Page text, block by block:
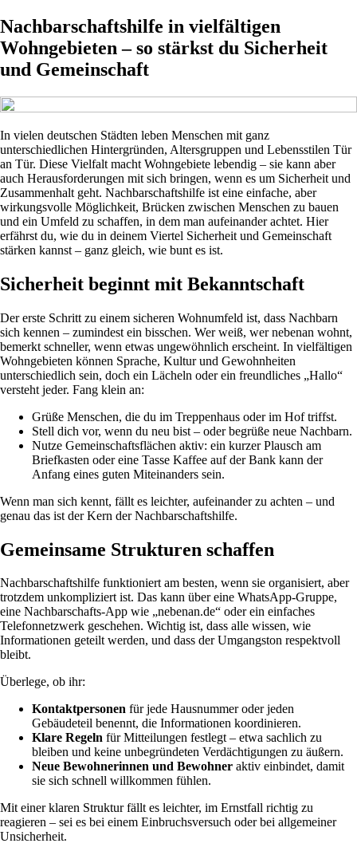
Nachbarschaftshilfe in vielfältigen
Wohngebieten – so stärkst du Sicherheit
und Gemeinschaft
In vielen deutschen Städten leben Menschen mit ganz
unterschiedlichen Hintergründen, Altersgruppen und Lebensstilen Tür
an Tür. Diese Vielfalt macht Wohngebiete lebendig – sie kann aber
auch Herausforderungen mit sich bringen, wenn es um Sicherheit und
Zusammenhalt geht. Nachbarschaftshilfe ist eine einfache, aber
wirkungsvolle Möglichkeit, Brücken zwischen Menschen zu bauen
und ein Umfeld zu schaffen, in dem man aufeinander achtet. Hier
erfährst du, wie du in deinem Viertel Sicherheit und Gemeinschaft
stärken kannst – ganz gleich, wie bunt es ist.
Sicherheit beginnt mit Bekanntschaft
Der erste Schritt zu einem sicheren Wohnumfeld ist, dass Nachbarn
sich kennen – zumindest ein bisschen. Wer weiß, wer nebenan wohnt,
bemerkt schneller, wenn etwas ungewöhnlich erscheint. In vielfältigen
Wohngebieten können Sprache, Kultur und Gewohnheiten
unterschiedlich sein, doch ein Lächeln oder ein freundliches „Hallo“
versteht jeder. Fang klein an:
Grüße Menschen, die du im Treppenhaus oder im Hof triffst.
Stell dich vor, wenn du neu bist – oder begrüße neue Nachbarn.
Nutze Gemeinschaftsflächen aktiv: ein kurzer Plausch am
Briefkasten oder eine Tasse Kaffee auf der Bank kann der
Anfang eines guten Miteinanders sein.
Wenn man sich kennt, fällt es leichter, aufeinander zu achten – und
genau das ist der Kern der Nachbarschaftshilfe.
Gemeinsame Strukturen schaffen
Nachbarschaftshilfe funktioniert am besten, wenn sie organisiert, aber
trotzdem unkompliziert ist. Das kann über eine WhatsApp-Gruppe,
eine Nachbarschafts-App wie „nebenan.de“ oder ein einfaches
Telefonnetzwerk geschehen. Wichtig ist, dass alle wissen, wie
Informationen geteilt werden, und dass der Umgangston respektvoll
bleibt.
Überlege, ob ihr:
Kontaktpersonen für jede Hausnummer oder jeden
Gebäudeteil benennt, die Informationen koordinieren.
Klare Regeln für Mitteilungen festlegt – etwa sachlich zu
bleiben und keine unbegründeten Verdächtigungen zu äußern.
Neue Bewohnerinnen und Bewohner aktiv einbindet, damit
sie sich schnell willkommen fühlen.
Mit einer klaren Struktur fällt es leichter, im Ernstfall richtig zu
reagieren – sei es bei einem Einbruchsversuch oder bei allgemeiner
Unsicherheit.